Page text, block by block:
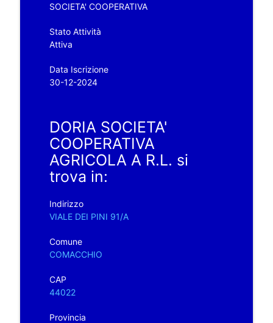
SOCIETA' COOPERATIVA
Stato Attività
Attiva
Data Iscrizione
30-12-2024
DORIA SOCIETA'
COOPERATIVA
AGRICOLA A R.L. si
trova in:
Indirizzo
VIALE DEI PINI 91/A
Comune
COMACCHIO
CAP
44022
Provincia